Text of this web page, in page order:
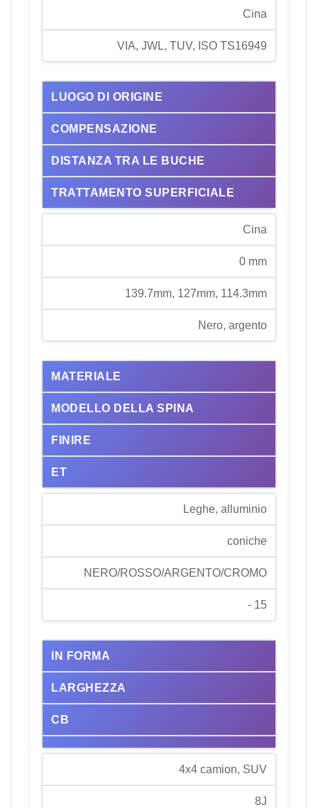
Cina
VIA, JWL, TUV, ISO TS16949
LUOGO DI ORIGINE
COMPENSAZIONE
DISTANZA TRA LE BUCHE
TRATTAMENTO SUPERFICIALE
Cina
0 mm
139.7mm, 127mm, 114.3mm
Nero, argento
MATERIALE
MODELLO DELLA SPINA
FINIRE
ET
Leghe, alluminio
coniche
NERO/ROSSO/ARGENTO/CROMO
- 15
IN FORMA
LARGHEZZA
CB
4x4 camion, SUV
8J